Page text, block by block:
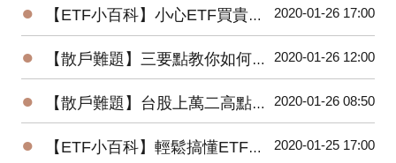
● 【ETF小百科】小心ETF買貴了！你不可不知的ETF名詞 2020-01-26 17:00
● 【散戶難題】三要點教你如何將波浪理論應用在台股上？ 2020-01-26 12:00
● 【散戶難題】台股上萬二高點，為何外資還敢大買百億？ 2020-01-26 08:50
● 【ETF小百科】輕鬆搞懂ETF追蹤指數的三種方式 2020-01-25 17:00